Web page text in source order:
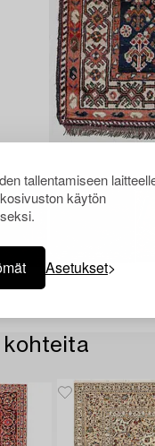
tallentamiseen
käytön
Asetukset
kohteita